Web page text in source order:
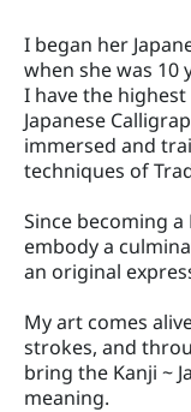
I began her
when she was 10
I have the
Japanese
immersed and
techniques of
Since becoming
embody a
an original
My art comes
strokes, and
bring the Kanji ~
meaning.